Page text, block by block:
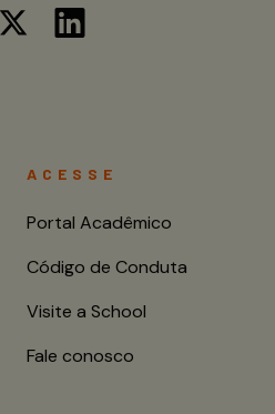
ACESSE
Portal Acadêmico
Código de Conduta
Visite a School
Fale conosco